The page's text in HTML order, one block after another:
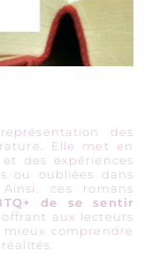
des
Elle met en
des expériences
ou oubliées dans
ces romans
de se sentir
offrant aux lecteurs
mieux comprendre